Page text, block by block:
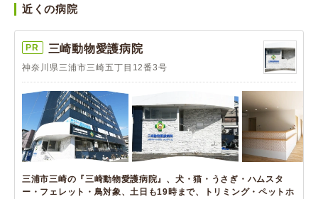
近くの病院
PR 三崎動物愛護病院
神奈川県三浦市三崎五丁目12番3号
三浦市三崎の『三崎動物愛護病院』、犬・猫・うさぎ・ハムスタ
ー・フェレット・鳥対象、土日も19時まで、トリミング・ペットホ